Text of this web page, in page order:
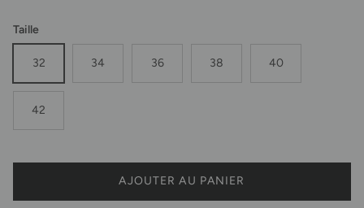
Taille
32 34 36 38 40
42
AJOUTER AU PANIER